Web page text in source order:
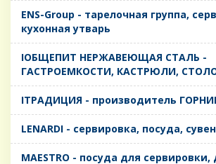
ENS-Group - тарелочная группа,
кухонная утварь
IОБЩЕПИТ НЕРЖАВЕЮЩАЯ СТАЛЬ -
ГАСТРОЕМКОСТИ, КАСТРЮЛИ,
IТРАДИЦИЯ - производитель
LENARDI - сервировка, посуда,
MAESTRO - посуда для